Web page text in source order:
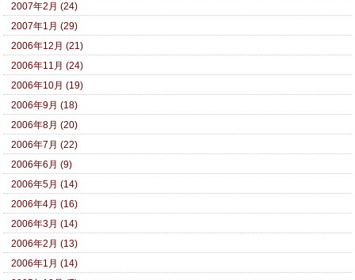
2007年2月 (24)
2007年1月 (29)
2006年12月 (21)
2006年11月 (24)
2006年10月 (19)
2006年9月 (18)
2006年8月 (20)
2006年7月 (22)
2006年6月 (9)
2006年5月 (14)
2006年4月 (16)
2006年3月 (14)
2006年2月 (13)
2006年1月 (14)